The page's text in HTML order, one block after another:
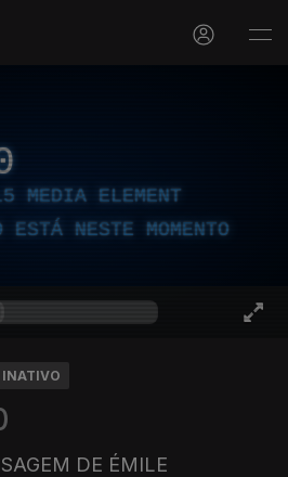
MEDIA ELEMENT
ESTÁ NESTE MOMENTO
INATIVO
DE ÉMILE